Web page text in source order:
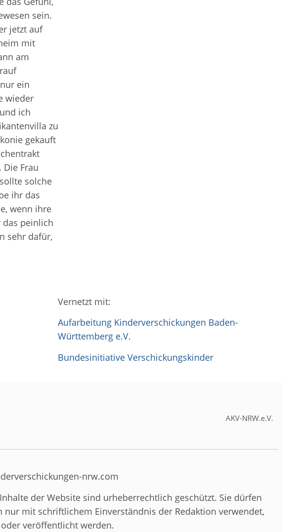
sein.
jetzt auf
mit
am
ein
wieder
ich
zu
gekauft
Frau
solche
ihr das
wenn ihre
peinlich
sehr dafür,
Vernetzt mit:
Aufarbeitung Kinderverschickungen Baden-
Württemberg e.V.
Bundesinitiative Verschickungskinder
AKV-NRW.e.V.
nrw.com
der Website sind urheberrechtlich geschützt. Sie dürfen
nur mit schriftlichem Einverständnis der Redaktion verwendet,
veröffentlicht werden.